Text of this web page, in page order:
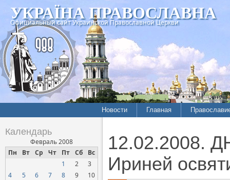
УКРАЇНА ПРАВОСЛАВНА
Официальный сайт Украинской Православной Церкви
Новости Главная
Календарь
Февраль 2008
Пн
Вт Ср Чт Пт Сб Вс
1 2
3
4
5 6 7 8 9
10
12.02.2008.
Ириней